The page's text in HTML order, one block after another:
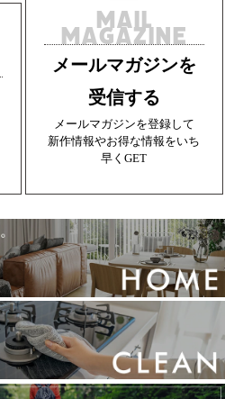
MAIL
MAGAZINE
メールマガジンを
受信する
メールマガジンを登録して
新作情報やお得な情報をいち
早くGET